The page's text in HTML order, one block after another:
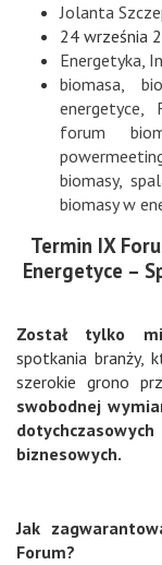
Jolanta
24 września
Energetyka,
biomasa,
energetyce,
forum
biomasy,
biomasy w
Termin IX
Energetyce –
Został tylko
spotkania branży,
szerokie grono
swobodnej
dotychczasowych
biznesowych.
Jak
Forum?